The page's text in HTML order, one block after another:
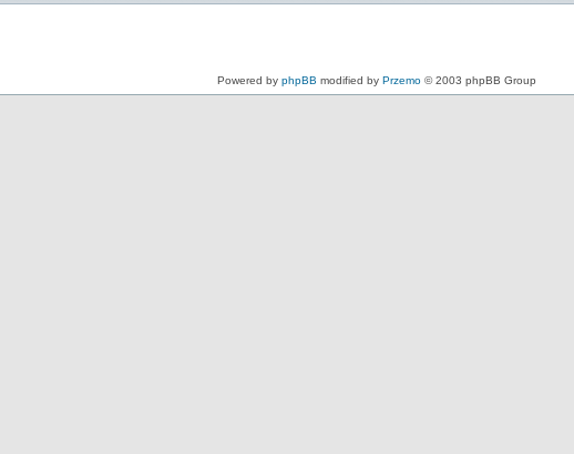
Powered by phpBB modified by Przemo © 2003 phpBB Group